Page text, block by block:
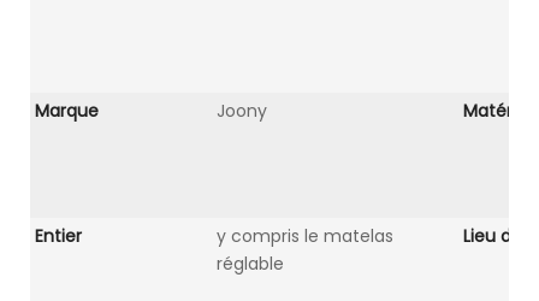
Marque Joony Matériel
Entier
y compris le matelas
réglable
Lieu